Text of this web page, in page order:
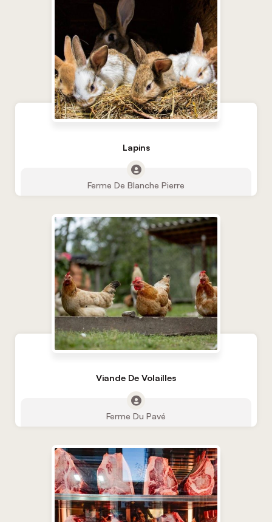
Lapins
Ferme De Blanche Pierre
Viande De Volailles
Ferme Du Pavé